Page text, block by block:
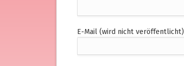
Pflichtfeld
E-Mail (wird nicht veröffentlicht)